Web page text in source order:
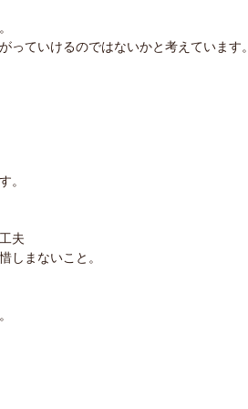
っていけるのではないかと考えています。
。
夫
しまないこと。